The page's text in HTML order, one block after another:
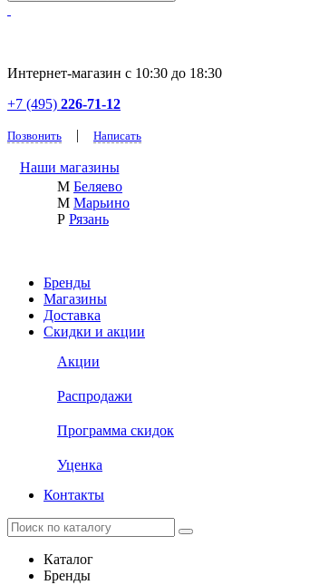
Интернет-магазин с 10:30 до 18:30
+7 (495) 226-71-12
Позвонить | Написать
Наши магазины
М Беляево
М Марьино
Р Рязань
Бренды
Магазины
Доставка
Скидки и акции
Акции
Распродажи
Программа скидок
Уценка
Контакты
Каталог
Бренды